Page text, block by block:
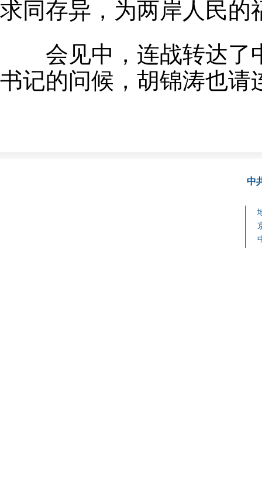
求同存异，为两岸人民的
会见中，连战转达了
书记的问候，胡锦涛也请
中